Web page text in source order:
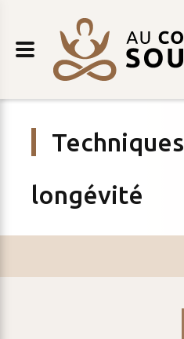
contenu
DU
Techniques
longévité